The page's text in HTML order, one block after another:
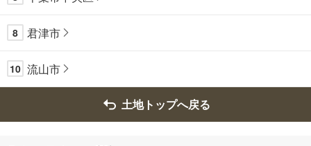
8 君津市
10 流山市
土地トップへ戻る